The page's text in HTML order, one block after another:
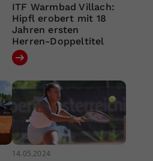
ITF Warmbad Villach:
Hipfl erobert mit 18
Jahren ersten
Herren-Doppeltitel
14.05.2024